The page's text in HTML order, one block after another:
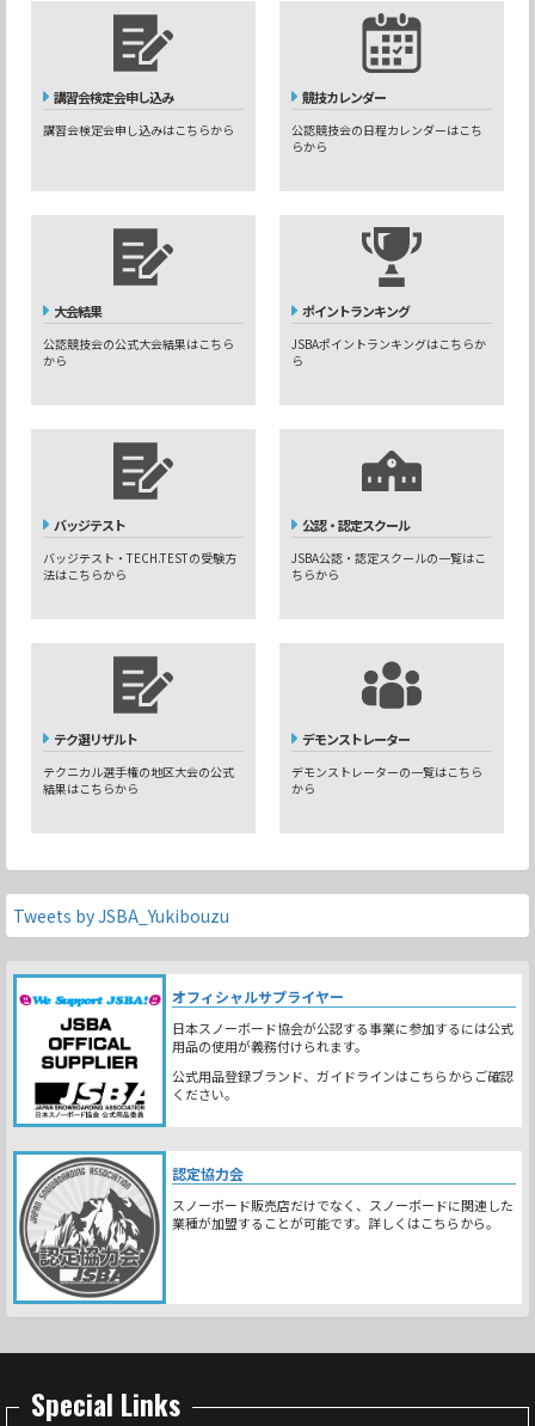
講習会検定会申し込み
講習会検定会申し込みはこちらから
競技カレンダー
公認競技会の日程カレンダーはこち
らから
大会結果
公認競技会の公式大会結果はこちら
から
ポイントランキング
JSBAポイントランキングはこちらか
ら
バッジテスト
バッジテスト・TECH.TESTの受験方
法はこちらから
公認・認定スクール
JSBA公認・認定スクールの一覧はこ
ちらから
テク選リザルト
テクニカル選手権の地区大会の公式
結果はこちらから
デモンストレーター
デモンストレーターの一覧はこちら
から
Tweets by JSBA_Yukibouzu
オフィシャルサプライヤー
日本スノーボード協会が公認する事業に参加するには公式
用品の使用が義務付けられます。
公式用品登録ブランド、ガイドラインはこちらからご確認
ください。
認定協力会
スノーボード販売店だけでなく、スノーボードに関連した
業種が加盟することが可能です。詳しくはこちらから。
Special Links